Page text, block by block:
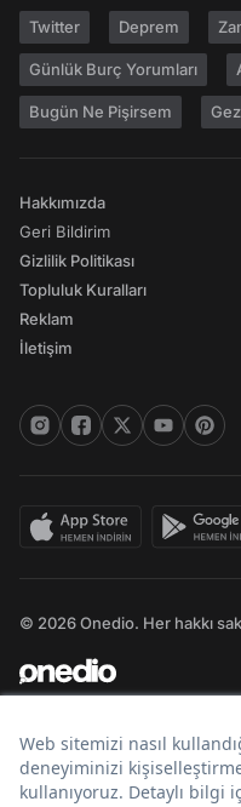
Twitter Deprem
Günlük Burç Yorumları
Bugün Ne Pişirsem
Hakkımızda
Geri Bildirim
Gizlilik Politikası
Topluluk Kuralları
Reklam
İletişim
© 2026 Onedio. Her hakkı
Bir